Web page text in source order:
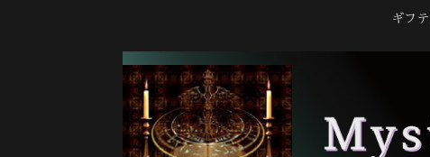
ギフ